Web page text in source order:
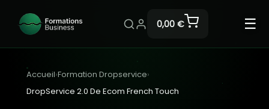
0,00 € ☰
Accueil›Formation Dropservice›
DropService 2.0 De Ecom French Touch